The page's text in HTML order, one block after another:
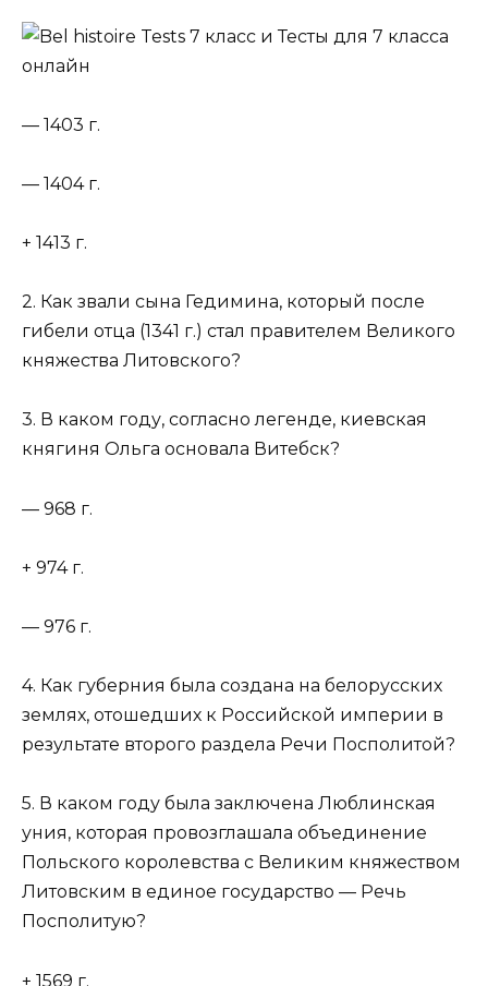
— 1403 г.
— 1404 г.
+ 1413 г.
2. Как звали сына Гедимина, который после
гибели отца (1341 г.) стал правителем Великого
княжества Литовского?
3. В каком году, согласно легенде, киевская
княгиня Ольга основала Витебск?
— 968 г.
+ 974 г.
— 976 г.
4. Как губерния была создана на белорусских
землях, отошедших к Российской империи в
результате второго раздела Речи Посполитой?
5. В каком году была заключена Люблинская
уния, которая провозглашала объединение
Польского королевства с Великим княжеством
Литовским в единое государство — Речь
Посполитую?
+ 1569 г.